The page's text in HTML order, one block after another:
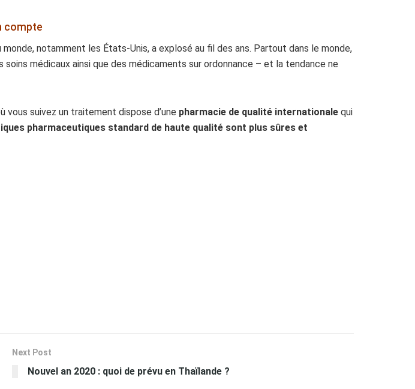
compte
notamment les États-Unis, a explosé au fil des ans. Partout dans le monde,
médicaux ainsi que des médicaments sur ordonnance – et la tendance ne
vous suivez un traitement dispose d’une pharmacie de qualité internationale qui
pharmaceutiques standard de haute qualité sont plus sûres et
Next Post
Nouvel an 2020 : quoi de prévu en Thaïlande ?